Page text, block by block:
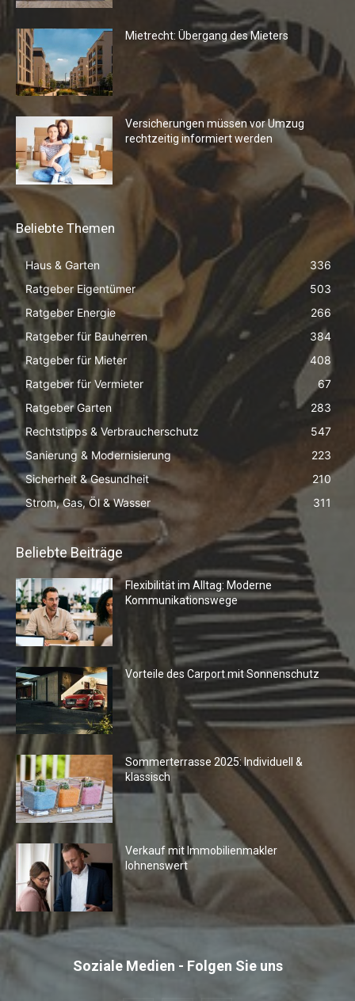
Mietrecht: Übergang des Mieters
Versicherungen müssen vor Umzug
rechtzeitig informiert werden
Beliebte Themen
Haus & Garten
336
Ratgeber Eigentümer
503
Ratgeber Energie
266
Ratgeber für Bauherren
384
Ratgeber für Mieter
408
Ratgeber für Vermieter
67
Ratgeber Garten
283
Rechtstipps & Verbraucherschutz
547
Sanierung & Modernisierung
223
Sicherheit & Gesundheit
210
Strom, Gas, Öl & Wasser
311
Beliebte Beiträge
Flexibilität im Alltag: Moderne
Kommunikationswege
Vorteile des Carport mit Sonnenschutz
Sommerterrasse 2025: Individuell &
klassisch
Verkauf mit Immobilienmakler
lohnenswert
Soziale Medien - Folgen Sie uns